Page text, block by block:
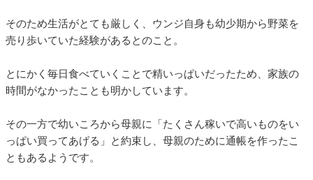
そのため生活がとても厳しく、ウンジ自身も幼少期から野菜を
売り歩いていた経験があるとのこと。
とにかく毎日食べていくことで精いっぱいだったため、家族の
時間がなかったことも明かしています。
その一方で幼いころから母親に「たくさん稼いで高いものをい
っぱい買ってあげる」と約束し、母親のために通帳を作ったこ
ともあるようです。